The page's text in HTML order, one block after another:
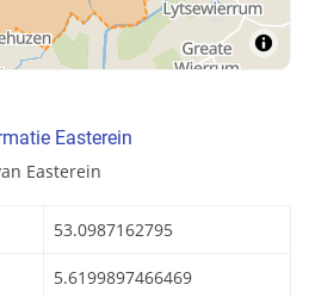
Easterein
Easterein
53.0987162795
5.6199897466469